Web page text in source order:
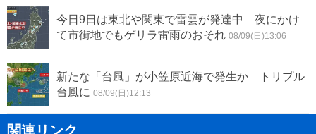
今日9日は東北や関東で雷雲が発達中 夜にかけ
て市街地でもゲリラ雷雨のおそれ 08/09(日)13:06
新たな「台風」が小笠原近海で発生か トリプル
台風に 08/09(日)12:13
関連リンク